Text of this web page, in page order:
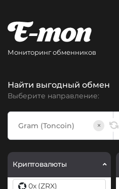
Мониторинг обменников
Найти выгодный обмен
Выберите направление:
×
Криптовалюты
0x (ZRX)